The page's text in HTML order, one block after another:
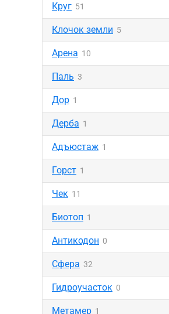
Круг 51
Клочок земли 5
Арена 10
Паль 3
Дор 1
Дерба 1
Адъюстаж 1
Горст 1
Чек 11
Биотоп 1
Антикодон 0
Сфера 32
Гидроучасток 0
Метамер 1